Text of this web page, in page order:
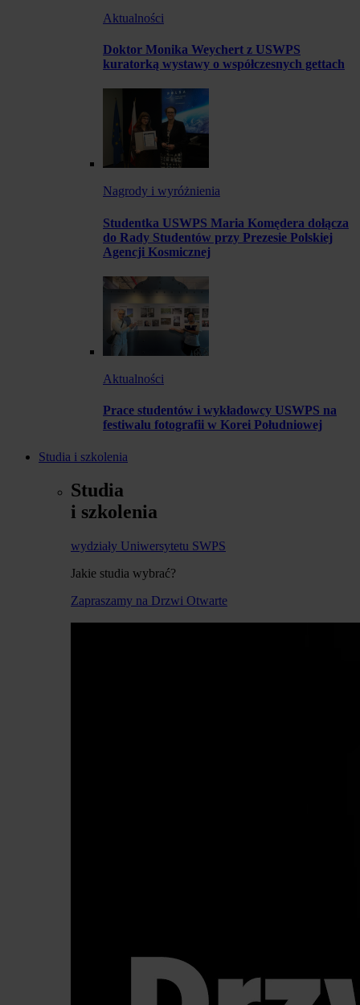
Aktualności
Doktor Monika Weychert z USWPS
kuratorką wystawy o współczesnych gettach
Nagrody i wyróżnienia
Studentka USWPS Maria Komędera dołącza
do Rady Studentów przy Prezesie Polskiej
Agencji Kosmicznej
Aktualności
Prace studentów i wykładowcy USWPS na
festiwalu fotografii w Korei Południowej
Studia i szkolenia
Studia
i szkolenia
wydziały Uniwersytetu SWPS
Jakie studia wybrać?
Zapraszamy na Drzwi Otwarte